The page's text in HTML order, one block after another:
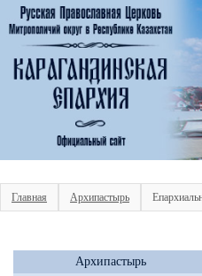
Главная Архипастырь
Архипастырь